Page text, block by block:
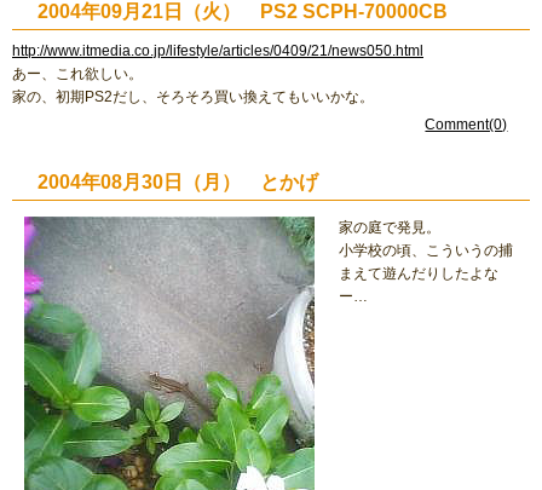
2004年09月21日（火） PS2 SCPH-70000CB
http://www.itmedia.co.jp/lifestyle/articles/0409/21/news050.html
あー、これ欲しい。
家の、初期PS2だし、そろそろ買い換えてもいいかな。
Comment(0)
2004年08月30日（月） とかげ
家の庭で発見。
小学校の頃、こういうの捕
まえて遊んだりしたよな
ー…